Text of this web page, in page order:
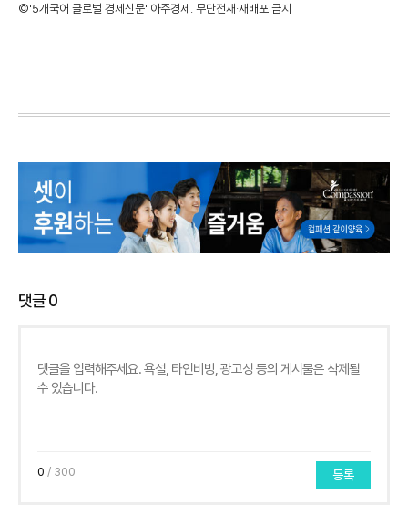
©'5개국어 글로벌 경제신문' 아주경제. 무단전재·재배포 금지
댓글0
0 / 300 등록